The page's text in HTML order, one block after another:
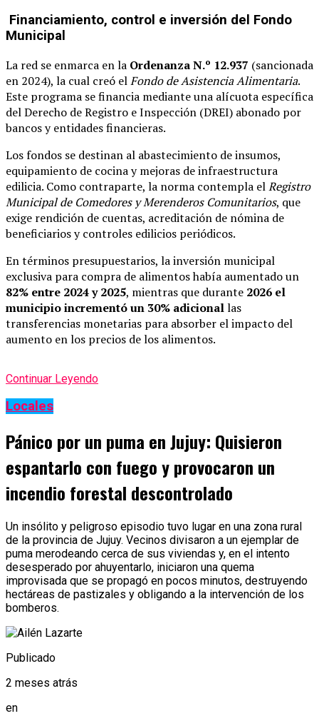
Financiamiento, control e inversión del Fondo
Municipal
La red se enmarca en la Ordenanza N.º 12.937 (sancionada
en 2024), la cual creó elFondo de Asistencia Alimentaria.
Este programa se financia mediante una alícuota específica
del Derecho de Registro e Inspección (DREI) abonado por
bancos y entidades financieras.
Los fondos se destinan al abastecimiento de insumos,
equipamiento de cocina y mejoras de infraestructura
edilicia. Como contraparte, la norma contempla elRegistro
Municipal de Comedores y Merenderos Comunitarios, que
exige rendición de cuentas, acreditación de nómina de
beneficiarios y controles edilicios periódicos.
En términos presupuestarios, la inversión municipal
exclusiva para compra de alimentos había aumentado un
82% entre 2024 y 2025, mientras que durante 2026 el
municipio incrementó un 30% adicionallas
transferencias monetarias para absorber el impacto del
aumento en los precios de los alimentos.
Continuar Leyendo
Locales
Pánico por un puma en Jujuy: Quisieron
espantarlo con fuego y provocaron un
incendio forestal descontrolado
Un insólito y peligroso episodio tuvo lugar en una zona rural
de la provincia de Jujuy. Vecinos divisaron a un ejemplar de
puma merodeando cerca de sus viviendas y, en el intento
desesperado por ahuyentarlo, iniciaron una quema
improvisada que se propagó en pocos minutos, destruyendo
hectáreas de pastizales y obligando a la intervención de los
bomberos.
Publicado
2 meses atrás
en